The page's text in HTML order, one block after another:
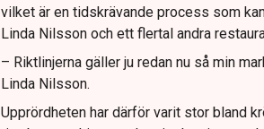
vilket är en tidskrävande process som
Linda Nilsson och ett flertal andra
– Riktlinjerna gäller ju redan nu så min
Linda Nilsson.
Upprördheten har därför varit stor bland